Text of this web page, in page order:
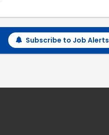
Subscribe to Job Alerts